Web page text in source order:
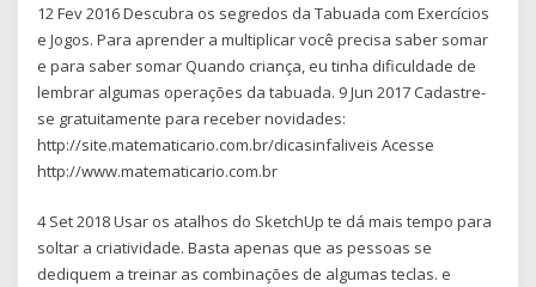
12 Fev 2016 Descubra os segredos da Tabuada com Exercícios
e Jogos. Para aprender a multiplicar você precisa saber somar
e para saber somar Quando criança, eu tinha dificuldade de
lembrar algumas operações da tabuada. 9 Jun 2017 Cadastre-
se gratuitamente para receber novidades:
http://site.matematicario.com.br/dicasinfaliveis Acesse
http://www.matematicario.com.br
4 Set 2018 Usar os atalhos do SketchUp te dá mais tempo para
soltar a criatividade. Basta apenas que as pessoas se
dediquem a treinar as combinações de algumas teclas. e